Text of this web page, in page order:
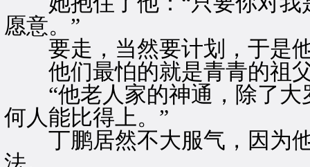
愿意。”
要走，当然要计划，于是他
他们最怕的就是青青的祖
“他老人家的神通，除了大
何人能比得上。”
丁鹏居然不大服气，因为他